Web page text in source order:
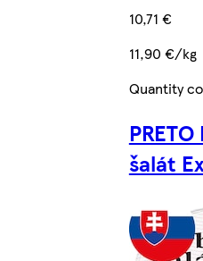
10,71 €
11,90 €/kg
Quantity
šalát